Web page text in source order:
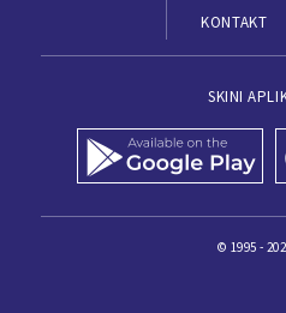
KONTAKT
SKINI
© 1995 -